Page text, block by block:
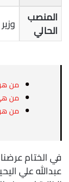
المنصب
الحالي
من هو
من
من
في الختام
عبدالله علي